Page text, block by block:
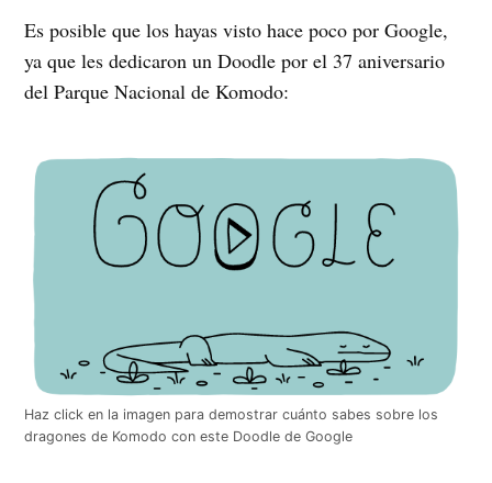
Es posible que los hayas visto hace poco por Google,
ya que les dedicaron un Doodle por el 37 aniversario
del Parque Nacional de Komodo:
Haz click en la imagen para demostrar cuánto sabes sobre los
dragones de Komodo con este Doodle de Google